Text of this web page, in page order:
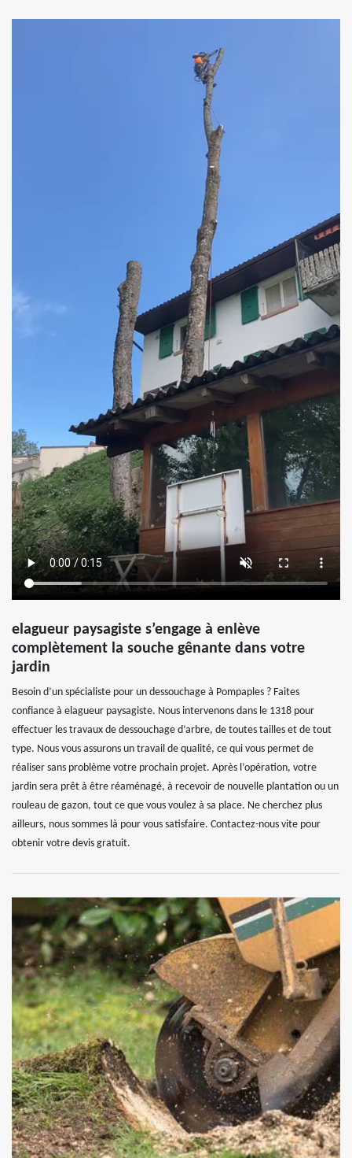
elagueur paysagiste s’engage à enlève
complètement la souche gênante dans votre
jardin
Besoin d’un spécialiste pour un dessouchage à Pompaples ? Faites
confiance à elagueur paysagiste. Nous intervenons dans le 1318 pour
effectuer les travaux de dessouchage d’arbre, de toutes tailles et de tout
type. Nous vous assurons un travail de qualité, ce qui vous permet de
réaliser sans problème votre prochain projet. Après l’opération, votre
jardin sera prêt à être réaménagé, à recevoir de nouvelle plantation ou un
rouleau de gazon, tout ce que vous voulez à sa place. Ne cherchez plus
ailleurs, nous sommes là pour vous satisfaire. Contactez-nous vite pour
obtenir votre devis gratuit.